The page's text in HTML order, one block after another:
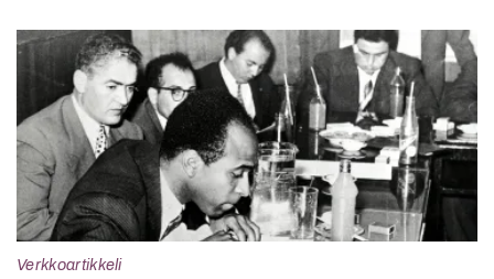
Verkkoartikkeli